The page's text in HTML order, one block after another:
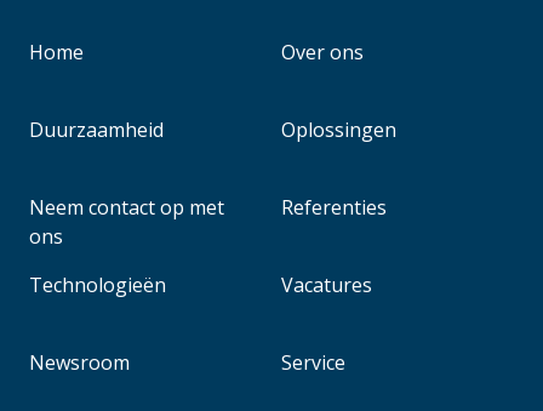
Home Over ons
Duurzaamheid Oplossingen
Neem contact op met
ons
Referenties
Technologieën Vacatures
Newsroom Service